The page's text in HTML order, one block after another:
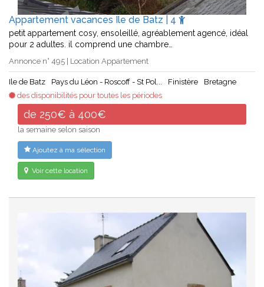
Appartement vacances Ile de Batz | 4
petit appartement cosy, ensoleillé, agréablement agencé, idéal
pour 2 adultes. il comprend une chambre…
Annonce n° 495 | Location Appartement
Ile de Batz Pays du Léon - Roscoff - St Pol... Finistère
Bretagne
des disponibilités pour toutes les périodes
de 250€ à 400€
la semaine selon saison
Ajoutez à ma sélection
Voir cette location